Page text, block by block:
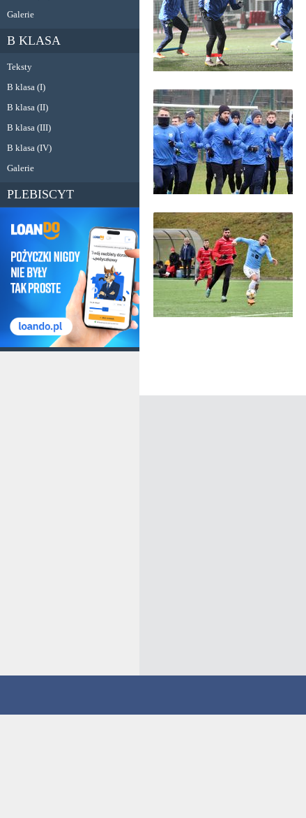
Galerie
B KLASA
Teksty
B klasa (I)
B klasa (II)
B klasa (III)
B klasa (IV)
Galerie
PLEBISCYT